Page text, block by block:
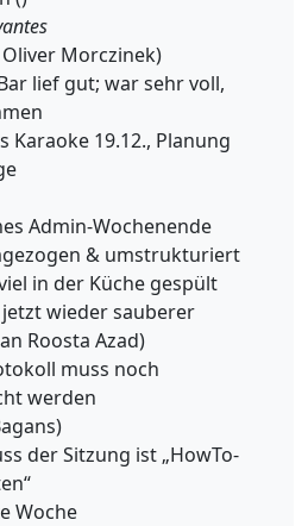
Morczinek)
lief gut; war sehr voll,
Karaoke 19.12., Planung
Admin-Wochenende
& umstrukturiert
in der Küche gespült
wieder sauberer
Roosta Azad)
muss noch
werden
der Sitzung ist „HowTo-
Woche